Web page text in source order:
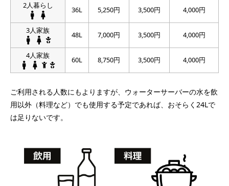
2人暮らし 36L 5,250円 3,500円 4,000円
3人家族 48L 7,000円 3,500円 4,000円
4人家族 60L 8,750円 3,500円 4,000円
ご利用される人数にもよりますが、ウォーターサーバーの水を飲
用以外（料理など）でも使用する予定であれば、おそらく24Lで
は足りないです。